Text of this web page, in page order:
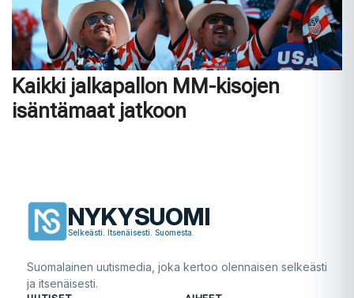
Kaikki jalkapallon MM-kisojen
isäntämaat jatkoon
NYKYSUOMI
Selkeästi. Itsenäisesti. Suomesta.
Suomalainen uutismedia, joka kertoo olennaisen selkeästi
ja itsenäisesti.